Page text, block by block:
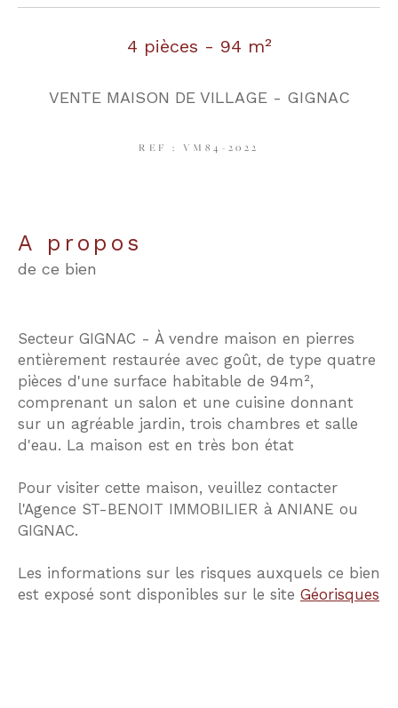
4 pièces - 94 m²
VENTE MAISON DE VILLAGE - GIGNAC
REF : VM84-2022
a propos
de ce bien
Secteur GIGNAC - À vendre maison en pierres
entièrement restaurée avec goût, de type quatre
pièces d'une surface habitable de 94m²,
comprenant un salon et une cuisine donnant
sur un agréable jardin, trois chambres et salle
d'eau. La maison est en très bon état
Pour visiter cette maison, veuillez contacter
l'Agence ST-BENOIT IMMOBILIER à ANIANE ou
GIGNAC.
Les informations sur les risques auxquels ce bien
est exposé sont disponibles sur le site Géorisques
RECHERCHER